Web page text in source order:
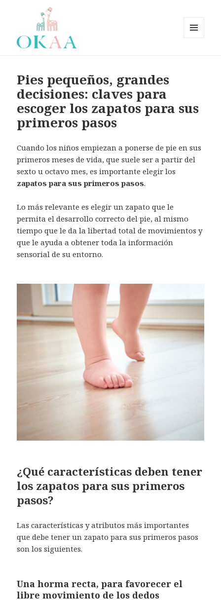
zapatos niño, zapatos niña.
Zapatería Infantil OkaaSpain
fabricados en España –
OKAASPAIN
Pies pequeños, grandes
decisiones: claves para
escoger los zapatos para sus
primeros pasos
Cuando los niños empiezan a ponerse de pie en sus
primeros meses de vida, que suele ser a partir del
sexto u octavo mes, es importante elegir los
zapatos para sus primeros pasos.
Lo más relevante es elegir un zapato que le
permita el desarrollo correcto del pie, al mismo
tiempo que le da la libertad total de movimientos y
que le ayuda a obtener toda la información
sensorial de su entorno.
¿Qué características deben tener
los zapatos para sus primeros
pasos?
Las características y atributos más importantes
que debe tener un zapato para sus primeros pasos
son los siguientes.
Una horma recta, para favorecer el
libre movimiento de los dedos